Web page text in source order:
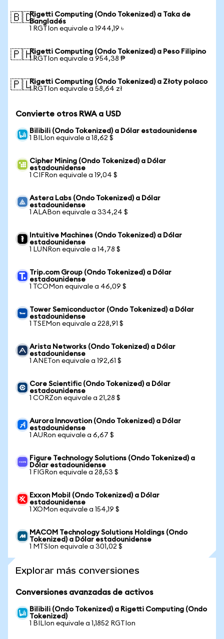
🇧🇩Rigetti Computing (Ondo Tokenized) a Taka de
Bangladés
1 RGTIon equivale a 1944,19 ৳
🇵🇭Rigetti Computing (Ondo Tokenized) a Peso Filipino
1 RGTIon equivale a 954,38 ₱
🇵🇱Rigetti Computing (Ondo Tokenized) a Złoty polaco
1 RGTIon equivale a 58,64 zł
Convierte otros RWA a USD
Bilibili (Ondo Tokenized) a Dólar estadounidense
1 BILIon equivale a 18,62 $
Cipher Mining (Ondo Tokenized) a Dólar
estadounidense
1 CIFRon equivale a 19,04 $
Astera Labs (Ondo Tokenized) a Dólar
estadounidense
1 ALABon equivale a 334,24 $
Intuitive Machines (Ondo Tokenized) a Dólar
estadounidense
1 LUNRon equivale a 14,78 $
Trip.com Group (Ondo Tokenized) a Dólar
estadounidense
1 TCOMon equivale a 46,09 $
Tower Semiconductor (Ondo Tokenized) a Dólar
estadounidense
1 TSEMon equivale a 228,91 $
Arista Networks (Ondo Tokenized) a Dólar
estadounidense
1 ANETon equivale a 192,61 $
Core Scientific (Ondo Tokenized) a Dólar
estadounidense
1 CORZon equivale a 21,28 $
Aurora Innovation (Ondo Tokenized) a Dólar
estadounidense
1 AURon equivale a 6,67 $
Figure Technology Solutions (Ondo Tokenized) a
Dólar estadounidense
1 FIGRon equivale a 28,53 $
Exxon Mobil (Ondo Tokenized) a Dólar
estadounidense
1 XOMon equivale a 154,19 $
MACOM Technology Solutions Holdings (Ondo
Tokenized) a Dólar estadounidense
1 MTSIon equivale a 301,02 $
Explorar más conversiones
Conversiones avanzadas de activos
Bilibili (Ondo Tokenized) a Rigetti Computing (Ondo
Tokenized)
1 BILIon equivale a 1,1852 RGTIon